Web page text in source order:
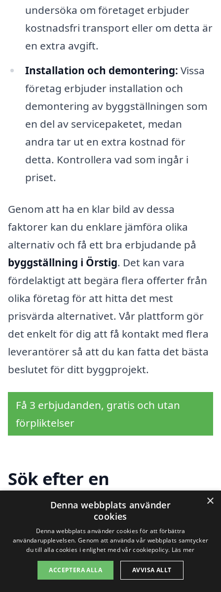
undersöka om företaget erbjuder
kostnadsfri transport eller om detta är
en extra avgift.
Installation och demontering: Vissa
företag erbjuder installation och
demontering av byggställningen som
en del av servicepaketet, medan
andra tar ut en extra kostnad för
detta. Kontrollera vad som ingår i
priset.
Genom att ha en klar bild av dessa
faktorer kan du enklare jämföra olika
alternativ och få ett bra erbjudande på
byggställning i Örstig. Det kan vara
fördelaktigt att begära flera offerter från
olika företag för att hitta det mest
prisvärda alternativet. Vår plattform gör
det enkelt för dig att få kontakt med flera
leverantörer så att du kan fatta det bästa
beslutet för ditt byggprojekt.
Få 3 erbjudanden, gratis och utan
förpliktelser
Sök efter en
professionell för
byggställning i andra
städer nära Örstig
×
Denna webbplats använder
cookies
Denna webbplats använder cookies för att förbättra
användarupplevelsen. Genom att använda vår webbplats samtycker
du till alla cookies i enlighet med vår cookiepolicy. Läs mer
ACCEPTERA ALLA AVVISA ALLT